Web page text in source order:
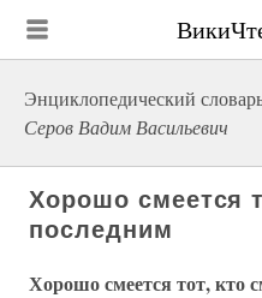
Энциклопедический
Серов Вадим Васильевич
Хорошо смеется
последним
Хорошо смеется тот, кто